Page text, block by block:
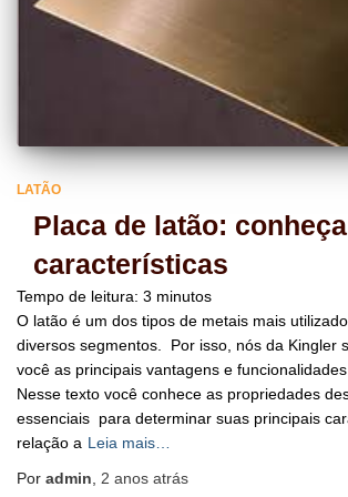
LATÃO
Placa de latão:
características
Tempo de leitura: 3 minutos
O latão é um dos tipos de metais mais
diversos segmentos. Por isso, nós da Kingler
você as principais vantagens e
Nesse texto você conhece as propriedades
essenciais para determinar suas principais
relação a Leia mais…
Por admin 2 anos atrás